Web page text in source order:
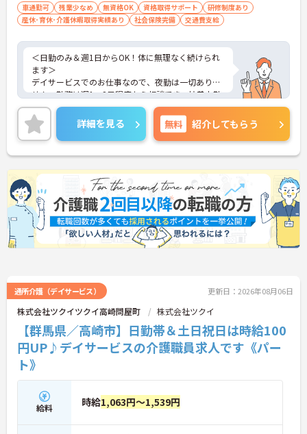
車通勤可 残業少なめ 無資格OK 資格取得サポート
研修制度あり
産休･育休･介護休暇取得実績あり
社会保険完備 交通費支給
＜日勤のみ＆週1日からOK！体に無理なく続けられ
ます＞
デイサービスでのお仕事なので、夜勤は一切ありま
せん。勤務は週1～2日程度から相談でき、扶養内勤
務やWワークも可能です。お客様の介護度も比較的
高くないため、体への負担が少なめなのも嬉しいポ
イント。子育て中の方や、家庭と両立したい主婦・
主夫の方も多く活躍しており、プライベートを大切
にしながら働けます。
＜ 未経験でも安心！資格取得や研修を会社がサポー
ト＞経験や資格がない方でも安心してスタートでき
る環境が整っています。無資格の方は入社半年以内
に、会社負担で「認知症介護基礎研修」を受講でき
るほか、資格取得支援制度も充実しています。働き
ながら専門知識を身につけ、スキルアップを目指せ
るので、「これから介護に挑戦したい」という方の
詳細を見る 無料 紹介してもらう
通所介護（デイサービス） 更新日：2026年08月06日
株式会社ツクイツクイ高崎問屋町 株式会社ツクイ
【群馬県／高崎市】日勤帯＆土日祝日は時給100
円UP♪デイサービスの介護職員求人です《パー
ト》
給料 時給1,063円～1,539円